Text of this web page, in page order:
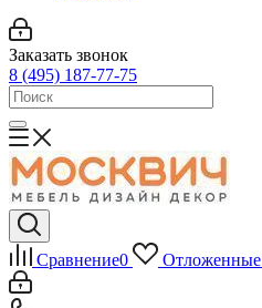
Заказать звонок
8 (495) 187-77-75
Сравнение0 Отложенные